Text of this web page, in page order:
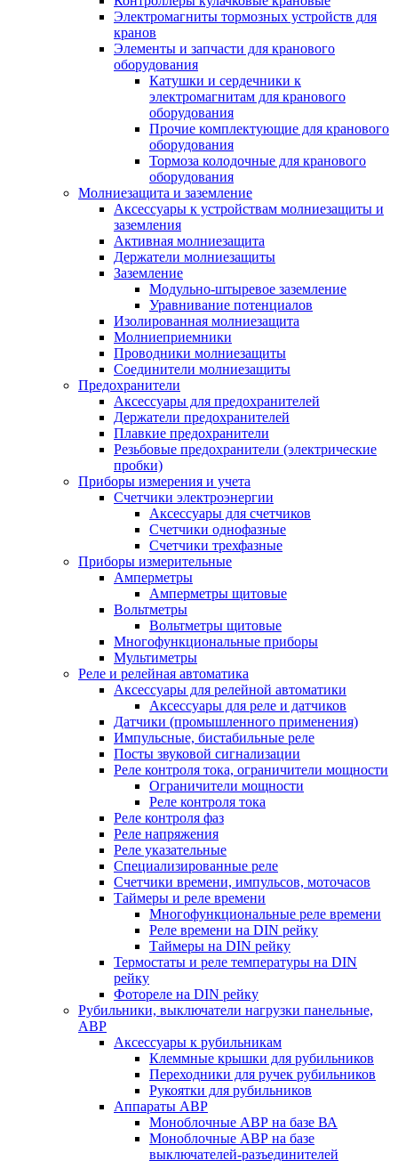
Электромагниты тормозных устройств для
кранов
Элементы и запчасти для кранового
оборудования
Катушки и сердечники к
электромагнитам для кранового
оборудования
Прочие комплектующие для кранового
оборудования
Тормоза колодочные для кранового
оборудования
Молниезащита и заземление
Аксессуары к устройствам молниезащиты и
заземления
Активная молниезащита
Держатели молниезащиты
Заземление
Модульно-штыревое заземление
Уравнивание потенциалов
Изолированная молниезащита
Молниеприемники
Проводники молниезащиты
Соединители молниезащиты
Предохранители
Аксессуары для предохранителей
Держатели предохранителей
Плавкие предохранители
Резьбовые предохранители (электрические
пробки)
Приборы измерения и учета
Счетчики электроэнергии
Аксессуары для счетчиков
Счетчики однофазные
Счетчики трехфазные
Приборы измерительные
Амперметры
Амперметры щитовые
Вольтметры
Вольтметры щитовые
Многофункциональные приборы
Мультиметры
Реле и релейная автоматика
Аксессуары для релейной автоматики
Аксессуары для реле и датчиков
Датчики (промышленного применения)
Импульсные, бистабильные реле
Посты звуковой сигнализации
Реле контроля тока, ограничители мощности
Ограничители мощности
Реле контроля тока
Реле контроля фаз
Реле напряжения
Реле указательные
Специализированные реле
Счетчики времени, импульсов, моточасов
Таймеры и реле времени
Многофункциональные реле времени
Реле времени на DIN рейку
Таймеры на DIN рейку
Термостаты и реле температуры на DIN
рейку
Фотореле на DIN рейку
Рубильники, выключатели нагрузки панельные,
АВР
Аксессуары к рубильникам
Клеммные крышки для рубильников
Переходники для ручек рубильников
Рукоятки для рубильников
Аппараты АВР
Моноблочные АВР на базе ВА
Моноблочные АВР на базе
выключателей-разъединителей